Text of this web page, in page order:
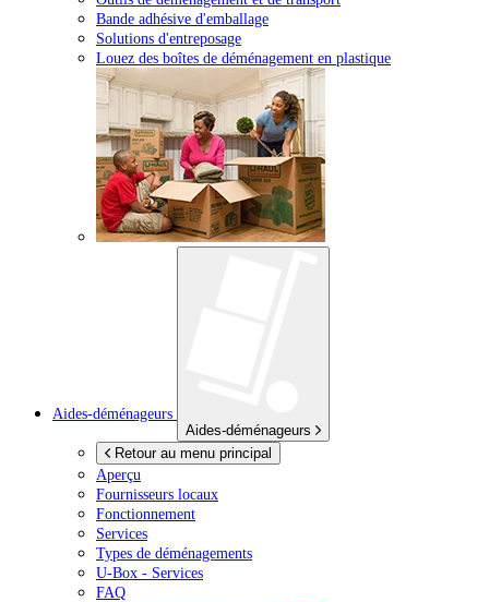
Bande adhésive d'emballage
Solutions d'entreposage
Louez des boîtes de déménagement en plastique
Aides-déménageurs
Aides-déménageurs
Retour au menu principal
Aperçu
Fournisseurs locaux
Fonctionnement
Services
Types de déménagements
U-Box - Services
FAQ